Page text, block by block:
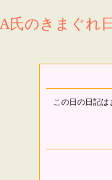
A氏のきまぐれ
この日の日記は